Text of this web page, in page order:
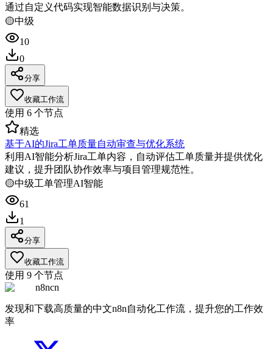
通过自定义代码实现智能数据识别与决策。
🟡中级
10
0
分享
收藏工作流
使用 6 个节点
精选
基于AI的Jira工单质量自动审查与优化系统
利用AI智能分析Jira工单内容，自动评估工单质量并提供优化
建议，提升团队协作效率与项目管理规范性。
🟡中级工单管理AI智能
61
1
分享
收藏工作流
使用 9 个节点
n8ncn
发现和下载高质量的中文n8n自动化工作流，提升您的工作效
率